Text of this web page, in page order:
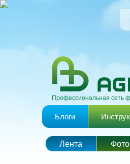
Профессиональная сеть
Главное меню
Блоги
Лента